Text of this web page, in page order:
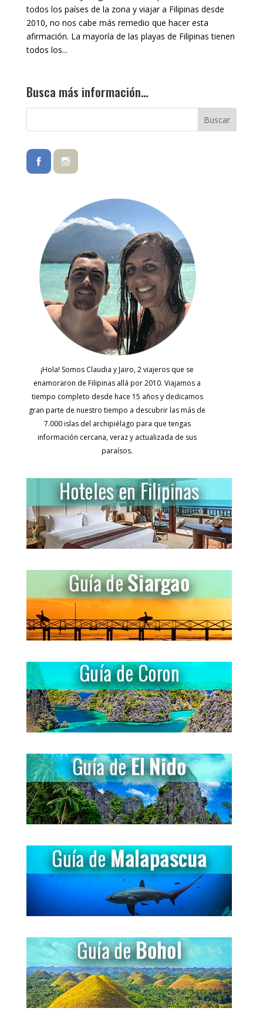
todos los países de la zona y viajar a Filipinas desde
2010, no nos cabe más remedio que hacer esta
afirmación. La mayoría de las playas de Filipinas tienen
todos los...
Busca más información…
¡Hola! Somos Claudia y Jairo, 2 viajeros que se
enamoraron de Filipinas allá por 2010. Viajamos a
tiempo completo desde hace 15 años y dedicamos
gran parte de nuestro tiempo a descubrir las más de
7.000 islas del archipiélago para que tengas
información cercana, veraz y actualizada de sus
paraísos.